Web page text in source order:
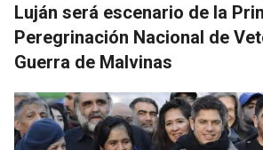
Luján será escenario de la
Peregrinación Nacional de
Guerra de Malvinas